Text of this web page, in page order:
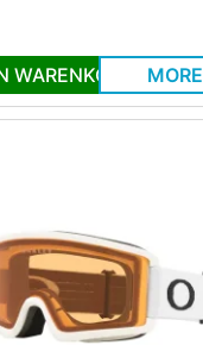
WARENKORB MORE